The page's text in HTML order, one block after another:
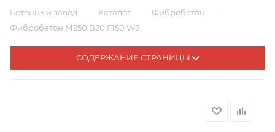
Бетонный завод — Каталог — Фибробетон —
Фибробетон М250 B20 F150 W6
СОДЕРЖАНИЕ СТРАНИЦЫ